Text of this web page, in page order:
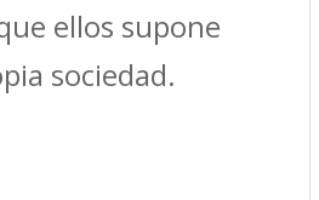
ellos supone
sociedad.